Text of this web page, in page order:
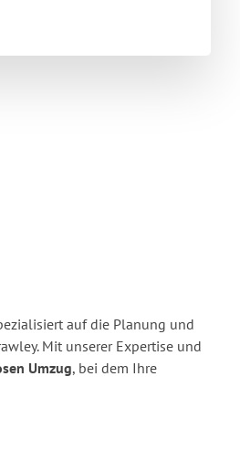
auf die Planung und
Mit unserer Expertise und
Umzug, bei dem Ihre